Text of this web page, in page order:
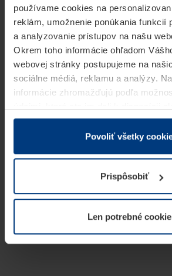
používame cookies na
reklám, umožnenie ponúkania funkcií
a analyzovanie prístupov na našu
Okrem toho informácie ohľadom
webovej stránky postupujeme na
sociálne médiá, reklamu a analýzy.
informácie zhromažďujú podľa
v rámci Vášho využívania služieb.
Z právneho hľadiska môžeme cookies
prevádzku tejto stránky. Pre všetky
potrebujeme Vaše povolenie. Vaše
kedykoľvek zmeniť alebo odvolať vo
našej webovej stránky.
Povoliť všetky
Prispôsobiť
Len potrebné